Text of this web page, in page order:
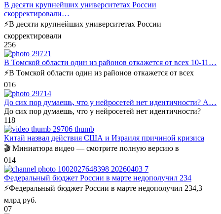
В десяти крупнейших университетах России
скорректировали…
⚡️В десяти крупнейших университетах России
скорректировали
256
В Томской области один из районов откажется от всех 10-11…
⚡️В Томской области один из районов откажется от всех
016
До сих пор думаешь, что у нейросетей нет идентичности? А…
До сих пор думаешь, что у нейросетей нет идентичности?
118
Китай назвал действия США и Израиля причиной кризиса
🎬 Миниатюра видео — смотрите полную версию в
014
Федеральный бюджет России в марте недополучил 234
⚡️Федеральный бюджет России в марте недополучил 234,3
млрд руб.
07